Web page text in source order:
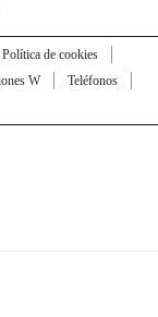
Política de cookies
W
Teléfonos